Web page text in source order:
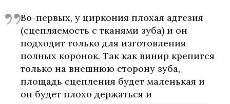
Во-первых, у циркония плохая адгезия
(сцепляемость с тканями зуба) и он
подходит только для изготовления
полных коронок. Так как винир крепится
только на внешнюю сторону зуба,
площадь сцепления будет маленькая и
он будет плохо держаться и